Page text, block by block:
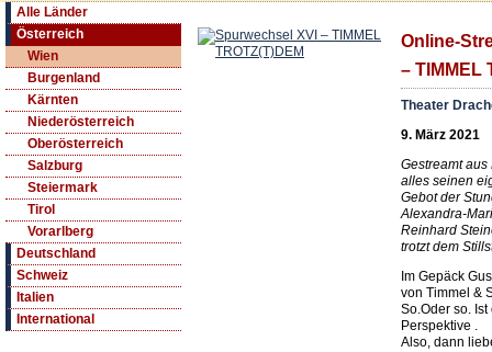
Alle Länder
Österreich
Wien
Burgenland
Kärnten
Niederösterreich
Oberösterreich
Salzburg
Steiermark
Tirol
Vorarlberg
Deutschland
Schweiz
Italien
International
Online-
– TIMMEL
Theater
9. März 2021
Gestreamt
alles seinen
Gebot der
Alexandra-
Reinhard
trotzt dem
Im Gepäck
von Timmel &
So.Oder so.
Perspektive .
Also, dann